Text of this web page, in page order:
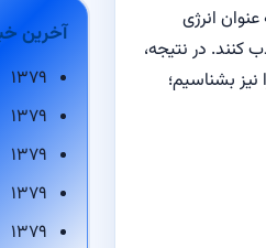
انرژی
کنند. در نتیجه،
بشناسیم؛
آخرین
۱۳۷۹
۱۳۷۹
۱۳۷۹
۱۳۷۹
۱۳۷۹